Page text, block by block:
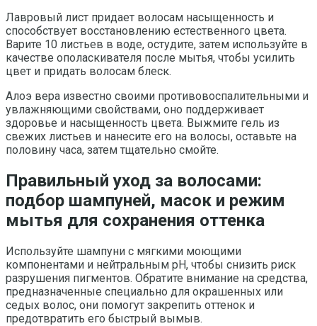
Лавровый лист придает волосам насыщенность и
способствует восстановлению естественного цвета.
Варите 10 листьев в воде, остудите, затем используйте в
качестве ополаскивателя после мытья, чтобы усилить
цвет и придать волосам блеск.
Алоэ вера известно своими противовоспалительными и
увлажняющими свойствами, оно поддерживает
здоровье и насыщенность цвета. Выжмите гель из
свежих листьев и нанесите его на волосы, оставьте на
половину часа, затем тщательно смойте.
Правильный уход за волосами:
подбор шампуней, масок и режим
мытья для сохранения оттенка
Используйте шампуни с мягкими моющими
компонентами и нейтральным pH, чтобы снизить риск
разрушения пигментов. Обратите внимание на средства,
предназначенные специально для окрашенных или
седых волос, они помогут закрепить оттенок и
предотвратить его быстрый вымыв.